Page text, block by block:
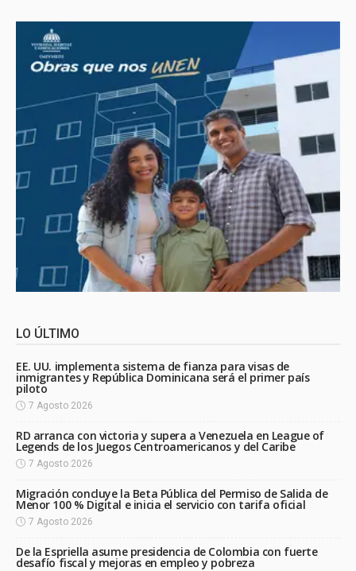
LO ÚLTIMO
EE. UU. implementa sistema de fianza para visas de
inmigrantes y República Dominicana será el primer país
piloto
7 Agosto 2026
RD arranca con victoria y supera a Venezuela en League of
Legends de los Juegos Centroamericanos y del Caribe
7 Agosto 2026
Migración concluye la Beta Pública del Permiso de Salida de
Menor 100 % Digital e inicia el servicio con tarifa oficial
7 Agosto 2026
De la Espriella asume presidencia de Colombia con fuerte
desafío fiscal y mejoras en empleo y pobreza